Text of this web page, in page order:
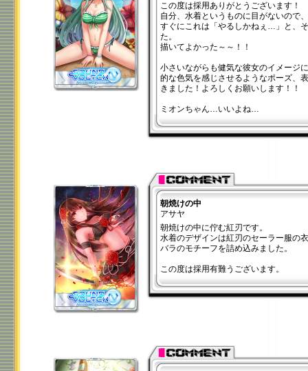
この度は採用ありがとうございます！
自分、水着というものに目がないので
すぐにこれは「やるしかねぇ…」と、
た。
描いてよかった～～！！
小さいながらも健気な彼女のイメージ
的な色気を感じさせるようなポーズ、
きました！よろしくお願いします！！
ミオンちゃん…いいよね…
朝焼けの中
アサヤ
朝焼けの中に佇む紅刃です。
水着のデザインは紅刃のセーラー服の
バラのモチーフを詰め込みました。
この度は採用有難うございます。